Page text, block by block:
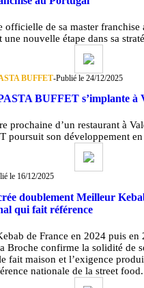
officielle de sa master franchise
nouvelle étape dans sa
BUFFET-Publié le 24/12/2025
BUFFET s’implante à
prochaine d’un restaurant à
poursuit son développement
le 16/12/2025
doublement Meilleur
qui fait référence
de France en 2024 puis en
Broche confirme la solidité de
fait maison et l’exigence
nationale de la street food.